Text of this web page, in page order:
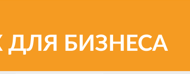
ДЛЯ БИЗНЕСА